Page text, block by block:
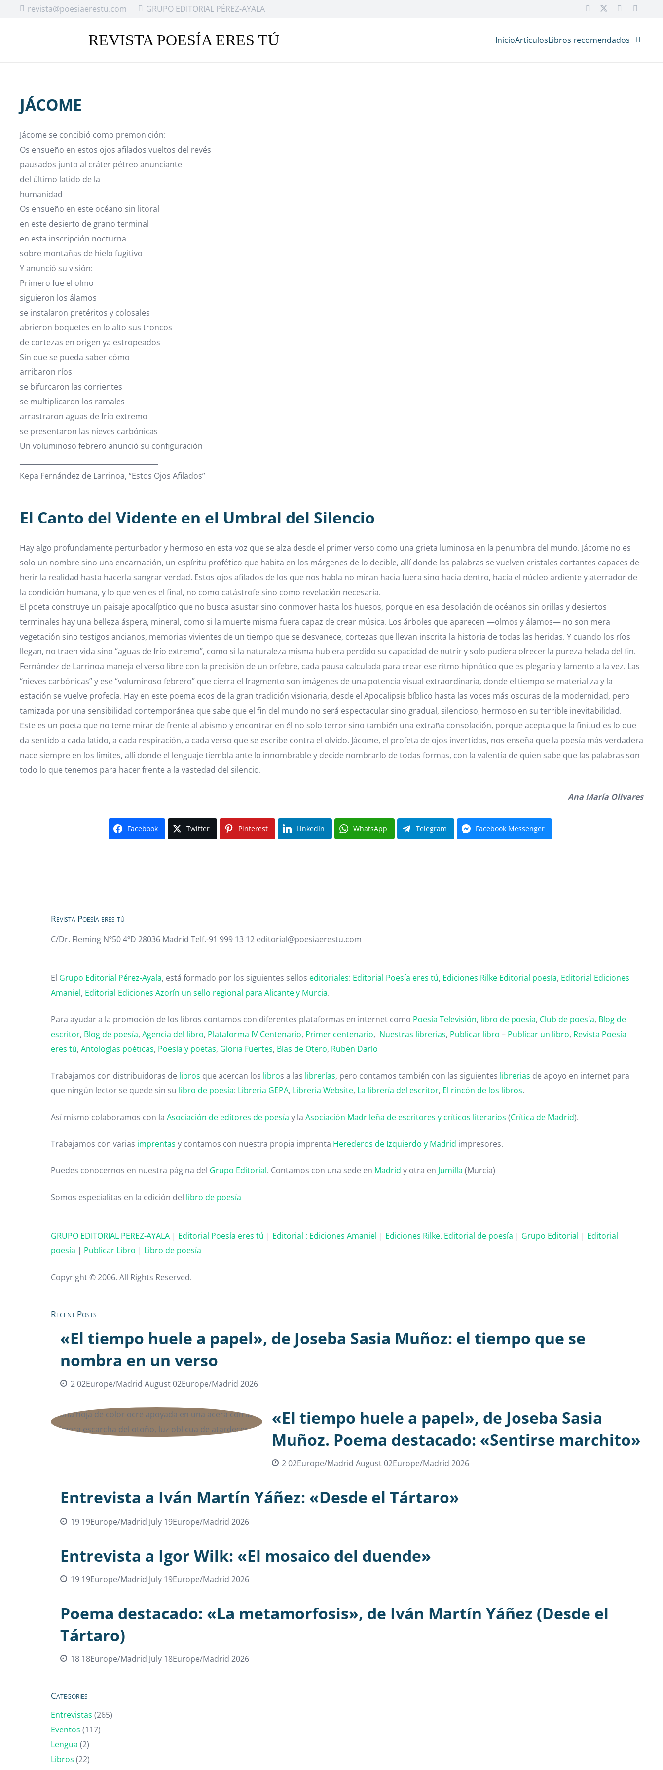
revista@poesiaerestu.com GRUPO EDITORIAL PÉREZ-AYALA
REVISTA POESÍA ERES TÚ InicioArtículosLibros recomendados
JÁCOME
Jácome se concibió como premonición:
Os ensueño en estos ojos afilados vueltos del revés
pausados junto al cráter pétreo anunciante
del último latido de la
humanidad
Os ensueño en este océano sin litoral
en este desierto de grano terminal
en esta inscripción nocturna
sobre montañas de hielo fugitivo
Y anunció su visión:
Primero fue el olmo
siguieron los álamos
se instalaron pretéritos y colosales
abrieron boquetes en lo alto sus troncos
de cortezas en origen ya estropeados
Sin que se pueda saber cómo
arribaron ríos
se bifurcaron las corrientes
se multiplicaron los ramales
arrastraron aguas de frío extremo
se presentaron las nieves carbónicas
Un voluminoso febrero anunció su configuración
Kepa Fernández de Larrinoa, “Estos Ojos Afilados”
El Canto del Vidente en el Umbral del Silencio
Hay algo profundamente perturbador y hermoso en esta voz que se alza desde el primer verso como una grieta luminosa en la penumbra del mundo. Jácome no es
solo un nombre sino una encarnación, un espíritu profético que habita en los márgenes de lo decible, allí donde las palabras se vuelven cristales cortantes capaces de
herir la realidad hasta hacerla sangrar verdad. Estos ojos afilados de los que nos habla no miran hacia fuera sino hacia dentro, hacia el núcleo ardiente y aterrador de
la condición humana, y lo que ven es el final, no como catástrofe sino como revelación necesaria.
El poeta construye un paisaje apocalíptico que no busca asustar sino conmover hasta los huesos, porque en esa desolación de océanos sin orillas y desiertos
terminales hay una belleza áspera, mineral, como si la muerte misma fuera capaz de crear música. Los árboles que aparecen —olmos y álamos— no son mera
vegetación sino testigos ancianos, memorias vivientes de un tiempo que se desvanece, cortezas que llevan inscrita la historia de todas las heridas. Y cuando los ríos
llegan, no traen vida sino “aguas de frío extremo”, como si la naturaleza misma hubiera perdido su capacidad de nutrir y solo pudiera ofrecer la pureza helada del fin.
Fernández de Larrinoa maneja el verso libre con la precisión de un orfebre, cada pausa calculada para crear ese ritmo hipnótico que es plegaria y lamento a la vez. Las
“nieves carbónicas” y ese “voluminoso febrero” que cierra el fragmento son imágenes de una potencia visual extraordinaria, donde el tiempo se materializa y la
estación se vuelve profecía. Hay en este poema ecos de la gran tradición visionaria, desde el Apocalipsis bíblico hasta las voces más oscuras de la modernidad, pero
tamizada por una sensibilidad contemporánea que sabe que el fin del mundo no será espectacular sino gradual, silencioso, hermoso en su terrible inevitabilidad.
Este es un poeta que no teme mirar de frente al abismo y encontrar en él no solo terror sino también una extraña consolación, porque acepta que la finitud es lo que
da sentido a cada latido, a cada respiración, a cada verso que se escribe contra el olvido. Jácome, el profeta de ojos invertidos, nos enseña que la poesía más verdadera
nace siempre en los límites, allí donde el lenguaje tiembla ante lo innombrable y decide nombrarlo de todas formas, con la valentía de quien sabe que las palabras son
todo lo que tenemos para hacer frente a la vastedad del silencio.
Ana María Olivares
Facebook Twitter Pinterest LinkedIn WhatsApp Telegram Facebook Messenger
Revista Poesía eres tú
C/Dr. Fleming Nº50 4ºD 28036 Madrid Telf.-91 999 13 12 editorial@poesiaerestu.com
El Grupo Editorial Pérez-Ayala, está formado por los siguientes sellos editoriales: Editorial Poesía eres tú, Ediciones Rilke Editorial poesía, Editorial Ediciones
Amaniel, Editorial Ediciones Azorín un sello regional para Alicante y Murcia.
Para ayudar a la promoción de los libros contamos con diferentes plataformas en internet como Poesía Televisión, libro de poesía, Club de poesía, Blog de
escritor, Blog de poesía,Agencia del libro, Plataforma IV Centenario, Primer centenario, Nuestras librerias, Publicar libro – Publicar un libro, Revista Poesía
eres tú,Antologías poéticas, Poesía y poetas, Gloria Fuertes, Blas de Otero, Rubén Darío
Trabajamos con distribuidoras de libros que acercan los libros a las librerías, pero contamos también con las siguientes librerias de apoyo en internet para
que ningún lector se quede sin su libro de poesía: Libreria GEPA, Libreria Website, La librería del escritor, El rincón de los libros.
Así mismo colaboramos con laAsociación de editores de poesía y laAsociación Madrileña de escritores y críticos literarios (Crítica de Madrid).
Trabajamos con varias imprentas y contamos con nuestra propia imprenta Herederos de Izquierdo y Madrid impresores.
Puedes conocernos en nuestra página del Grupo Editorial. Contamos con una sede en Madrid y otra en Jumilla (Murcia)
Somos especialitas en la edición del libro de poesía
GRUPO EDITORIAL PEREZ-AYALA | Editorial Poesía eres tú | Editorial : Ediciones Amaniel | Ediciones Rilke. Editorial de poesía | Grupo Editorial | Editorial
poesía | Publicar Libro | Libro de poesía
Copyright © 2006. All Rights Reserved.
Recent Posts
«El tiempo huele a papel», de Joseba Sasia Muñoz: el tiempo que se
nombra en un verso
2 02Europe/Madrid August 02Europe/Madrid 2026
«El tiempo huele a papel», de Joseba Sasia
Muñoz. Poema destacado: «Sentirse marchito»
2 02Europe/Madrid August 02Europe/Madrid 2026
Entrevista a Iván Martín Yáñez: «Desde el Tártaro»
19 19Europe/Madrid July 19Europe/Madrid 2026
Entrevista a Igor Wilk: «El mosaico del duende»
19 19Europe/Madrid July 19Europe/Madrid 2026
Poema destacado: «La metamorfosis», de Iván Martín Yáñez (Desde el
Tártaro)
18 18Europe/Madrid July 18Europe/Madrid 2026
Categories
Entrevistas (265)
Eventos (117)
Lengua (2)
Libros (22)